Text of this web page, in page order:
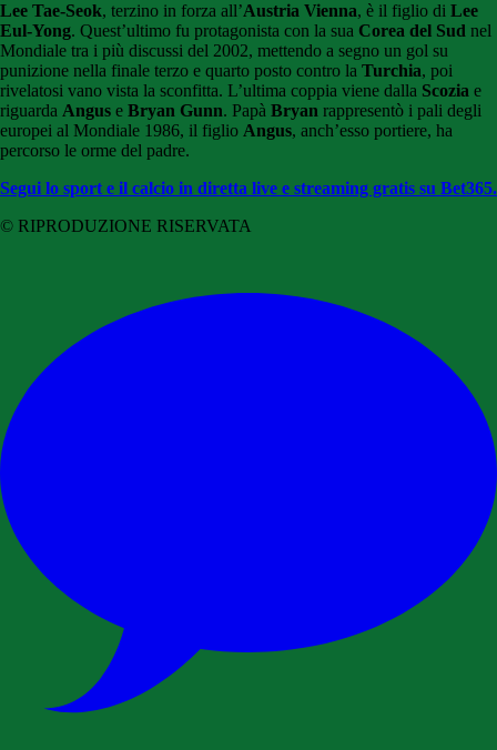
Lee Tae-Seok, terzino in forza all’Austria Vienna, è il figlio di Lee
Eul-Yong. Quest’ultimo fu protagonista con la sua Corea del Sud nel
Mondiale tra i più discussi del 2002, mettendo a segno un gol su
punizione nella finale terzo e quarto posto contro la Turchia, poi
rivelatosi vano vista la sconfitta. L’ultima coppia viene dalla Scozia e
riguarda Angus e Bryan Gunn. Papà Bryan rappresentò i pali degli
europei al Mondiale 1986, il figlio Angus, anch’esso portiere, ha
percorso le orme del padre.
Segui lo sport e il calcio in diretta live e streaming gratis su Bet365.
© RIPRODUZIONE RISERVATA